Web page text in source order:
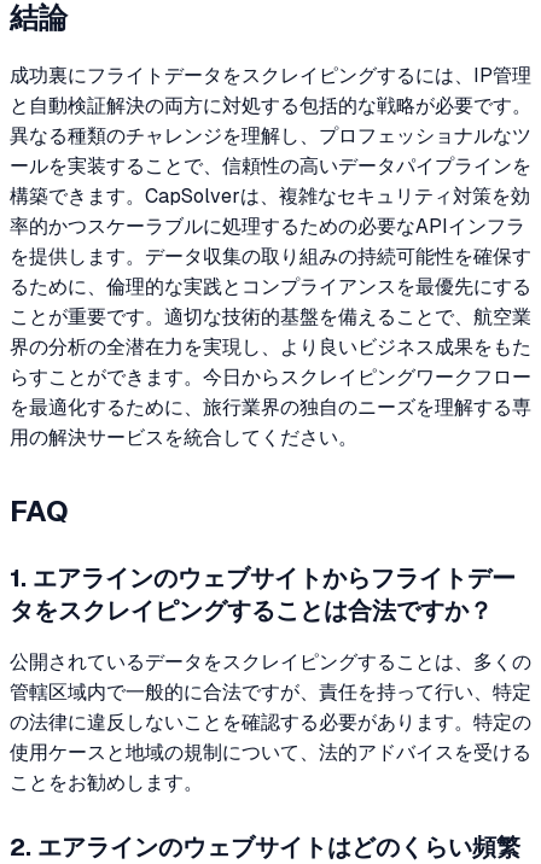
結論
成功裏にフライトデータをスクレイピングするには、IP管理
と自動検証解決の両方に対処する包括的な戦略が必要です。
異なる種類のチャレンジを理解し、プロフェッショナルなツ
ールを実装することで、信頼性の高いデータパイプラインを
構築できます。CapSolverは、複雑なセキュリティ対策を効
率的かつスケーラブルに処理するための必要なAPIインフラ
を提供します。データ収集の取り組みの持続可能性を確保す
るために、倫理的な実践とコンプライアンスを最優先にする
ことが重要です。適切な技術的基盤を備えることで、航空業
界の分析の全潜在力を実現し、より良いビジネス成果をもた
らすことができます。今日からスクレイピングワークフロー
を最適化するために、旅行業界の独自のニーズを理解する専
用の解決サービスを統合してください。
FAQ
1. エアラインのウェブサイトからフライトデー
タをスクレイピングすることは合法ですか？
公開されているデータをスクレイピングすることは、多くの
管轄区域内で一般的に合法ですが、責任を持って行い、特定
の法律に違反しないことを確認する必要があります。特定の
使用ケースと地域の規制について、法的アドバイスを受ける
ことをお勧めします。
2. エアラインのウェブサイトはどのくらい頻繁